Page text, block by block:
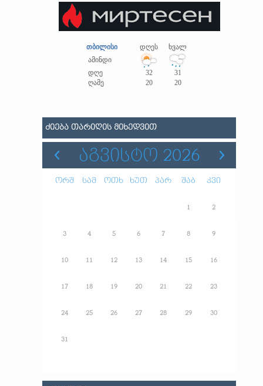
თბილისი დღეს
ხვალ
ამინდი
დღე
32
31
ღამე
20 20
ᲫᲘᲔᲑᲐ ᲗᲐᲠᲘᲦᲘᲡ ᲛᲘᲮᲔᲓᲕᲘᲗ
ᲐᲒᲕᲘᲡᲢᲝ 2026
ორშ სამ ოთხ ხუთ პარ შაბ კვი
1 2
3 4 5 6 7 8 9
10 11 12 13 14 15 16
17 18 19 20 21 22 23
24 25 26 27 28 29 30
31